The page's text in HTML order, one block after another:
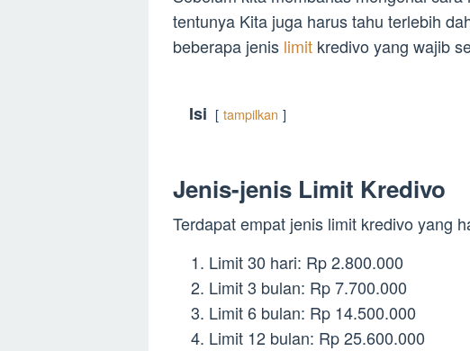
tentunya Kita juga harus tahu terlebih
beberapa jenis limit kredivo yang wajib
Isi tampilkan
Jenis-jenis Limit Kredivo
Terdapat empat jenis limit kredivo yang
Limit 30 hari: Rp 2.800.000
Limit 3 bulan: Rp 7.700.000
Limit 6 bulan: Rp 14.500.000
Limit 12 bulan: Rp 25.600.000